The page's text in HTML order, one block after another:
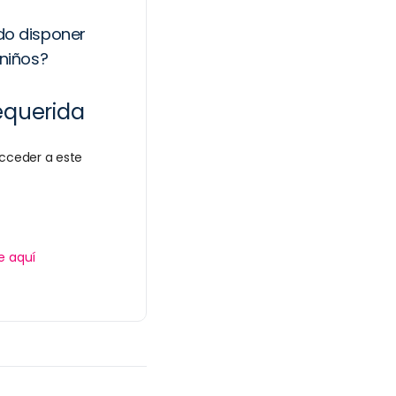
disponer
a este
aquí